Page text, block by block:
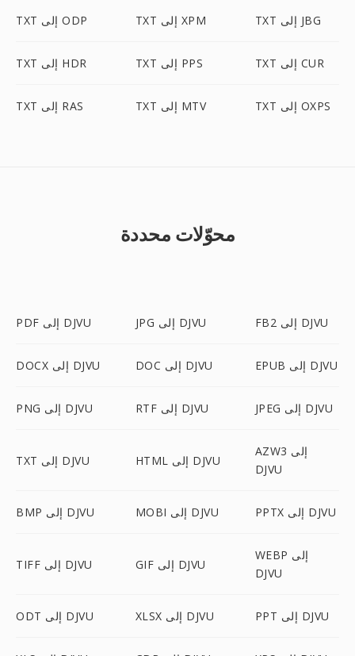
TXT إلى ODP TXT إلى XPM TXT إلى JBG
TXT إلى HDR TXT إلى PPS TXT إلى CUR
TXT إلى RAS TXT إلى MTV TXT إلى OXPS
محوّلات محددة
PDF إلى DJVU JPG إلى DJVU FB2 إلى DJVU
DOCX إلى DJVU DOC إلى DJVU EPUB إلى DJVU
PNG إلى DJVU RTF إلى DJVU JPEG إلى DJVU
TXT إلى DJVU HTML إلى DJVU
AZW3 إلى
DJVU
BMP إلى DJVU MOBI إلى DJVU PPTX إلى DJVU
TIFF إلى DJVU GIF إلى DJVU
WEBP إلى
DJVU
ODT إلى DJVU XLSX إلى DJVU PPT إلى DJVU